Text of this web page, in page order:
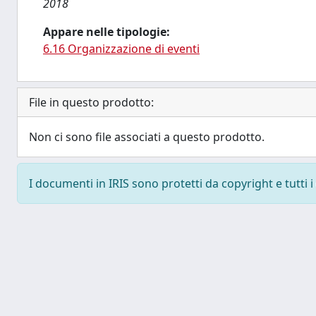
2018
Appare nelle tipologie:
6.16 Organizzazione di eventi
File in questo prodotto:
Non ci sono file associati a questo prodotto.
I documenti in IRIS sono protetti da copyright e tutti